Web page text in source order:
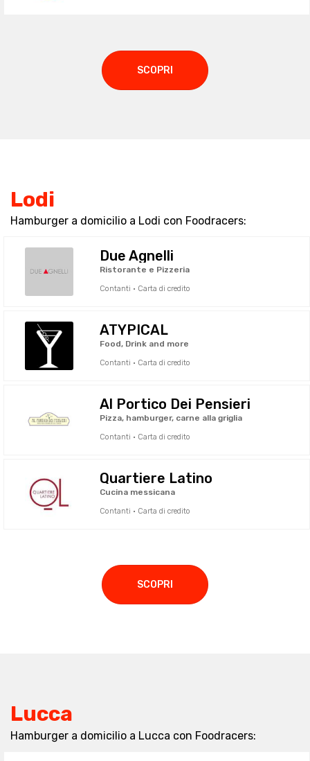
SCOPRI
Lodi
Hamburger a domicilio a Lodi con Foodracers:
Due Agnelli
Ristorante e Pizzeria
Contanti · Carta di credito
ATYPICAL
Food, Drink and more
Contanti · Carta di credito
Al Portico Dei Pensieri
Pizza, hamburger, carne alla griglia
Contanti · Carta di credito
Quartiere Latino
Cucina messicana
Contanti · Carta di credito
SCOPRI
Lucca
Hamburger a domicilio a Lucca con Foodracers: